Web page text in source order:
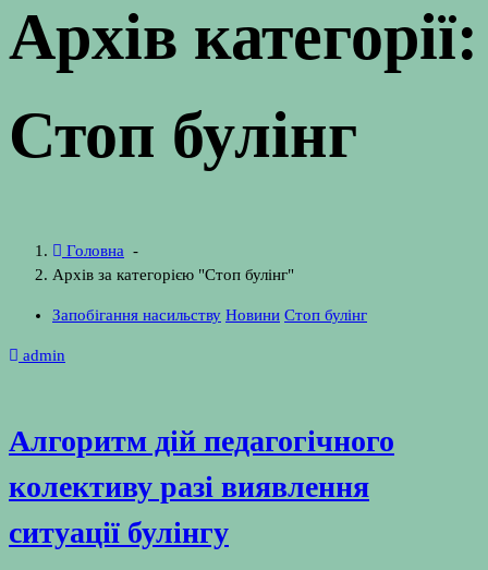
Архів категорії:
Стоп булінг
Головна -
Архів за категорією "Стоп булінг"
Запобігання насильству Новини Стоп булінг
admin
Алгоритм дій педагогічного
колективу разі виявлення
ситуації булінгу